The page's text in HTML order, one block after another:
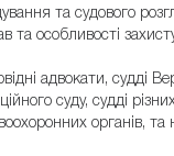
та судового
та особливості
адвокати, судді
суду, судді
органів, та